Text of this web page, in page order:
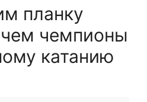
планку
чем чемпионы
катанию